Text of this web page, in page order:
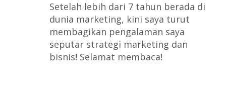
Setelah lebih dari 7 tahun berada di
dunia marketing, kini saya turut
membagikan pengalaman saya
seputar strategi marketing dan
bisnis! Selamat membaca!